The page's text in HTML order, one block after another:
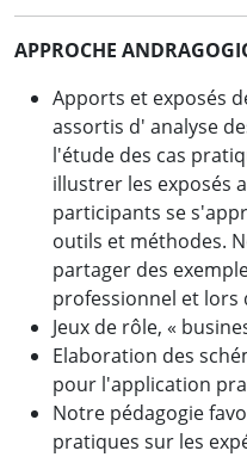
APPROCHE
Apports et exposés
assortis d' analyse
l'étude des cas
illustrer les exposés
participants se
outils et méthodes.
partager des
professionnel et lors
Jeux de rôle, «
Elaboration des
pour l'application
Notre pédagogie
pratiques sur les